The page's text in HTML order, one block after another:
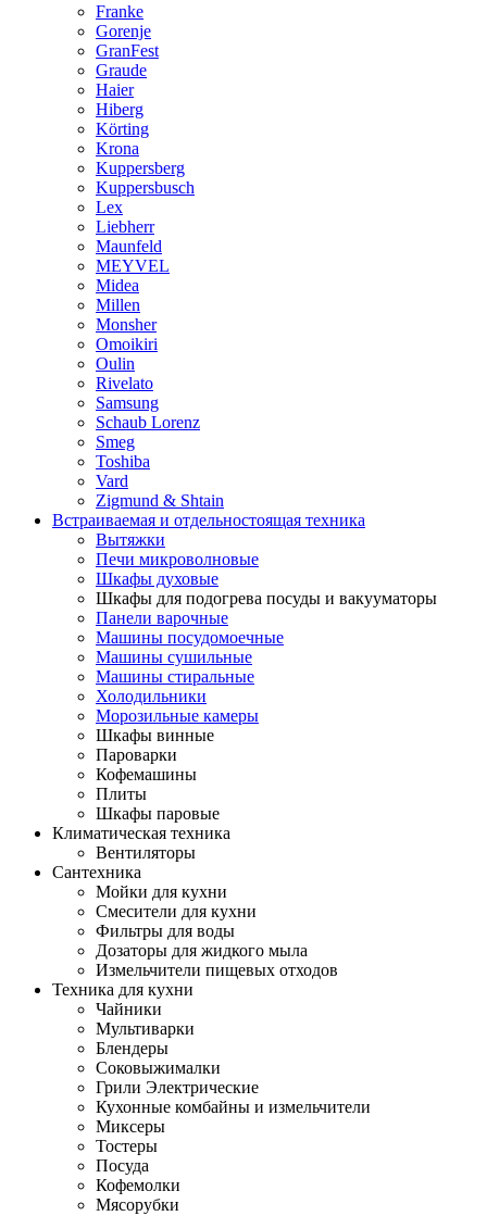
Franke
Gorenje
GranFest
Graude
Haier
Hiberg
Körting
Krona
Kuppersberg
Kuppersbusch
Lex
Liebherr
Maunfeld
MEYVEL
Midea
Millen
Monsher
Omoikiri
Oulin
Rivelato
Samsung
Schaub Lorenz
Smeg
Toshiba
Vard
Zigmund & Shtain
Встраиваемая и отдельностоящая техника
Вытяжки
Печи микроволновые
Шкафы духовые
Шкафы для подогрева посуды и вакууматоры
Панели варочные
Машины посудомоечные
Машины сушильные
Машины стиральные
Холодильники
Морозильные камеры
Шкафы винные
Пароварки
Кофемашины
Плиты
Шкафы паровые
Климатическая техника
Вентиляторы
Сантехника
Мойки для кухни
Смесители для кухни
Фильтры для воды
Дозаторы для жидкого мыла
Измельчители пищевых отходов
Техника для кухни
Чайники
Мультиварки
Блендеры
Соковыжималки
Грили Электрические
Кухонные комбайны и измельчители
Миксеры
Тостеры
Посуда
Кофемолки
Мясорубки